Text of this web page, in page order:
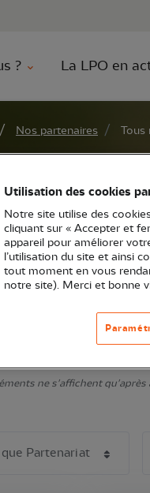
? La LPO en
Nos partenaires Tous
les principaux
ne s'affichent qu'après
Utilisation des cookies
Notre site utilise des
cliquant sur « Accepter et
appareil pour améliorer
l’utilisation du site et ainsi
tout moment en vous
notre site). Merci et bonne